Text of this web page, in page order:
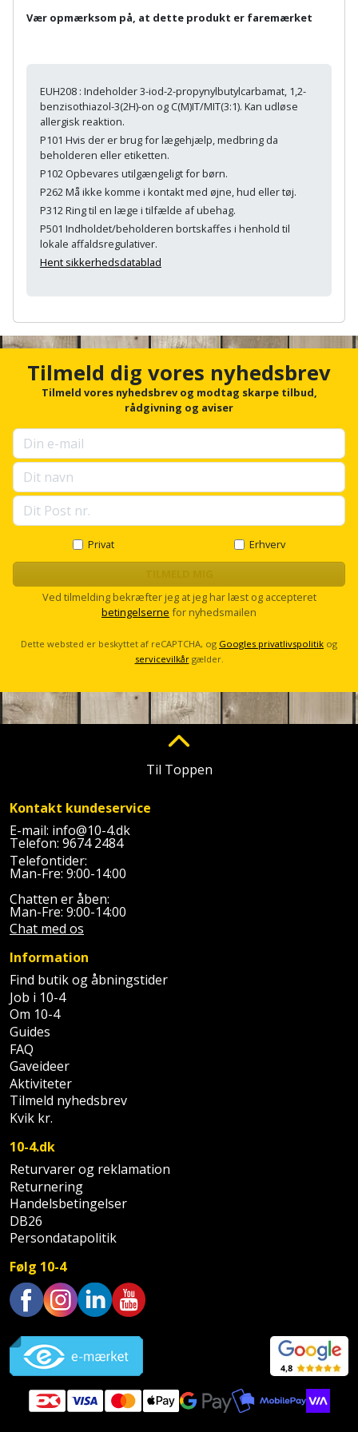
Sternbeklædning
tagplader
Terrassebrædder
Terrasseopklodsning
Tråd
byggeri
WinWin
plader
Profilsaks
snor
Renseservietter
wipes
Saks
Savbuk
Savklinge
Skraber
Skruestik
Skruetrækker
Skruetvinge
rustopløser
teleskopstøtte
Stålbørste
Stemmejern
Stige
Stillads
Tænger
Tagpapbrænder
Tapetværktøj
Tommestok
Tømrervinkel
Tragt
Ud-
og
aftrækker
Værktøjskasse
og
opbevaring
Værktøjssæt
Industristøvsuger
Kantlimer
Kantlimertilbehør
Kap-
geringssav
Kerneboremaskine
Klippeværktøj
Kombokit
Kompressor
Lader
Ligesliber
Limpistol
Linjelaser
Loddekolbe
Måleinstrumenter
Malersprøjte
Multicuttertilbehør
Multisliber
Nedbrydningshammer
Overfræser
Overfræsertilbehør
Polermaskine
Rillefræser
Røreværk
Rotationslaser
Rundsav
Rundsavsklinge
Rystepudser
Rystepudsertilbehør
Slagboremaskine
Slagnøgle
Slagnøgletilbehør
Slagskruetrækker
Højbede
Hylder
fritid
Kaffe
Køkkenudstyr
Lommelygte
Merchandise
Mobiltilbehør
Pavillon
Personlig
pleje
Plantekasser
Postkasse
Prepping
Rengøring
Shelter
Sikkerhed
i
hjemmet
Skadedyrsbekæmpelse
Skraldespandsskjuler
Skydelåge
Støttemur
Strygejern
Terrassevarmer
Tørrestativ
Udebruser
afskærmning
Vær opmærksom på, at dette produkt er faremærket
EUH208 : Indeholder 3-iod-2-propynylbutylcarbamat, 1,2-
benzisothiazol-3(2H)-on og C(M)IT/MIT(3:1). Kan udløse
allergisk reaktion.
P101 Hvis der er brug for lægehjælp, medbring da
beholderen eller etiketten.
P102 Opbevares utilgængeligt for børn.
P262 Må ikke komme i kontakt med øjne, hud eller tøj.
P312 Ring til en læge i tilfælde af ubehag.
P501 Indholdet/beholderen bortskaffes i henhold til
lokale affaldsregulativer.
Hent sikkerhedsdatablad
c
r
u
p
s
e
l
l
c
o
Tilmeld dig vores nyhedsbrev
Tilmeld vores nyhedsbrev og modtag skarpe tilbud,
rådgivning og aviser
Privat Erhverv
Ved tilmelding bekræfter jeg at jeg har læst og accepteret
betingelserne for nyhedsmailen
Dette websted er beskyttet af reCAPTCHA, og Googles privatlivspolitik og
servicevilkårgælder.
Til Toppen
Kontakt kundeservice
E-mail: info@10-4.dk
Telefon: 9674 2484
Telefontider:
Man-Fre: 9:00-14:00
Chatten er åben:
Man-Fre: 9:00-14:00
Chat med os
Information
Find butik og åbningstider
Job i 10-4
Om 10-4
Guides
FAQ
Gaveideer
Aktiviteter
Tilmeld nyhedsbrev
Kvik kr.
10-4.dk
Returvarer og reklamation
Returnering
Handelsbetingelser
DB26
Persondatapolitik
Følg 10-4